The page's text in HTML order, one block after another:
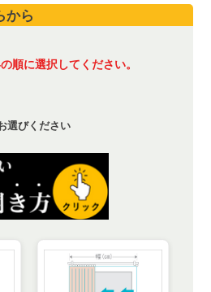
から
順に選択してください。
選びください